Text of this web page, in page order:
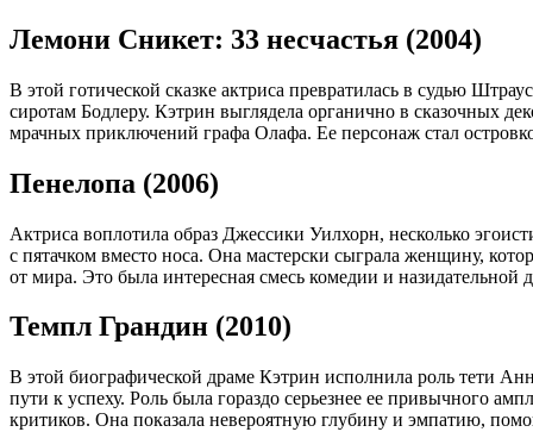
Лемони Сникет: 33 несчастья (2004)
В этой готической сказке актриса превратилась в судью
сиротам Бодлеру. Кэтрин выглядела органично в сказочных
мрачных приключений графа Олафа. Ее персонаж стал
Пенелопа (2006)
Актриса воплотила образ Джессики Уилхорн, несколько
с пятачком вместо носа. Она мастерски сыграла женщину,
от мира. Это была интересная смесь комедии и назидательной
Темпл Грандин (2010)
В этой биографической драме Кэтрин исполнила роль тети
пути к успеху. Роль была гораздо серьезнее ее привычного
критиков. Она показала невероятную глубину и эмпатию,